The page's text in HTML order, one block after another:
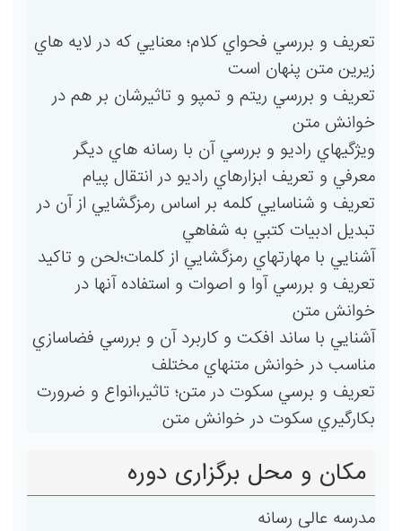
تعريف و بررسي فحواي كلام؛ معنايي كه در لايه هاي
زيرين متن پنهان است
تعريف و بررسي ريتم و تمپو و تاثيرشان بر هم در
خوانش متن
ويژگيهاي راديو و بررسي آن با رسانه هاي ديگر
معرفي و تعريف ابزارهاي راديو در انتقال پيام
تعريف و شناسايي كلمه بر اساس رمزگشايي از آن در
تبديل ادبيات كتبي به شفاهي
آشنايي با مهارتهاي رمزگشايي از كلمات؛لحن و تاكيد
تعريف و بررسي آوا و اصوات و استفاده آنها در
خوانش متن
آشنايي با ساند افكت و كاربرد آن و بررسي فضاسازي
مناسب در خوانش متنهاي مختلف
تعريف و برسي سكوت در متن؛ تاثير،انواع و ضرورت
بكارگيري سكوت در خوانش متن
مکان و محل برگزاری دوره
مدرسه عالی رسانه